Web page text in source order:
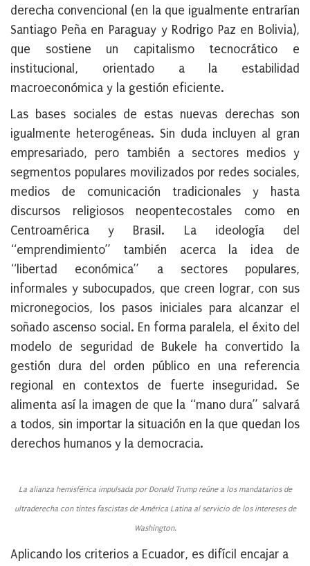
derecha convencional (en la que igualmente entrarían
Santiago Peña en Paraguay y Rodrigo Paz en Bolivia),
que sostiene un capitalismo tecnocrático e
institucional, orientado a la estabilidad
macroeconómica y la gestión eficiente.
Las bases sociales de estas nuevas derechas son
igualmente heterogéneas. Sin duda incluyen al gran
empresariado, pero también a sectores medios y
segmentos populares movilizados por redes sociales,
medios de comunicación tradicionales y hasta
discursos religiosos neopentecostales como en
Centroamérica y Brasil. La ideología del
“emprendimiento” también acerca la idea de
“libertad económica” a sectores populares,
informales y subocupados, que creen lograr, con sus
micronegocios, los pasos iniciales para alcanzar el
soñado ascenso social. En forma paralela, el éxito del
modelo de seguridad de Bukele ha convertido la
gestión dura del orden público en una referencia
regional en contextos de fuerte inseguridad. Se
alimenta así la imagen de que la “mano dura” salvará
a todos, sin importar la situación en la que quedan los
derechos humanos y la democracia.
La alianza hemisférica impulsada por Donald Trump reúne a los mandatarios de
ultraderecha con tintes fascistas de América Latina al servicio de los intereses de
Washington.
Aplicando los criterios a Ecuador, es difícil encajar a